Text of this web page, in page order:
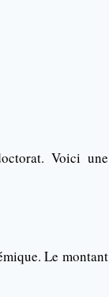
Voici une
Le montant